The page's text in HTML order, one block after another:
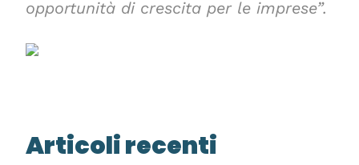
opportunità di crescita per le imprese”.
Articoli recenti